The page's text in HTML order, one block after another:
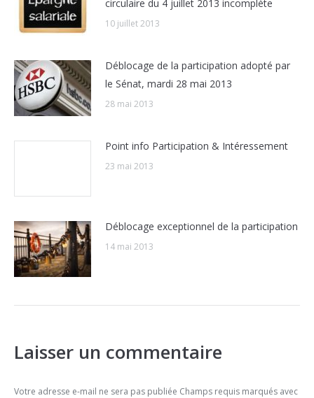
circulaire du 4 juillet 2013 incomplète
10 juillet 2013
Déblocage de la participation adopté par
le Sénat, mardi 28 mai 2013
28 mai 2013
Point info Participation & Intéressement
23 mai 2013
Déblocage exceptionnel de la participation
14 mai 2013
Laisser un commentaire
Votre adresse e-mail ne sera pas publiée Champs requis marqués avec